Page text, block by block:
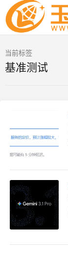
当前标签
基准测试